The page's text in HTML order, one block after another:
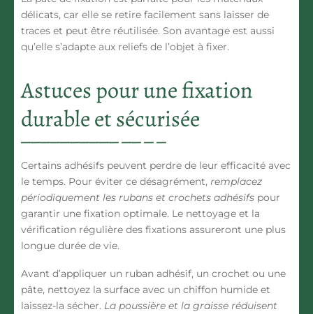
délicats, car elle se retire facilement sans laisser de
traces et peut être réutilisée. Son avantage est aussi
qu’elle s’adapte aux reliefs de l’objet à fixer.
Astuces pour une fixation
durable et sécurisée
Certains adhésifs peuvent perdre de leur efficacité avec
le temps. Pour éviter ce désagrément, remplacez
périodiquement les rubans et crochets adhésifs pour
garantir une fixation optimale. Le nettoyage et la
vérification régulière des fixations assureront une plus
longue durée de vie.
Avant d’appliquer un ruban adhésif, un crochet ou une
pâte, nettoyez la surface avec un chiffon humide et
laissez-la sécher. La poussière et la graisse réduisent